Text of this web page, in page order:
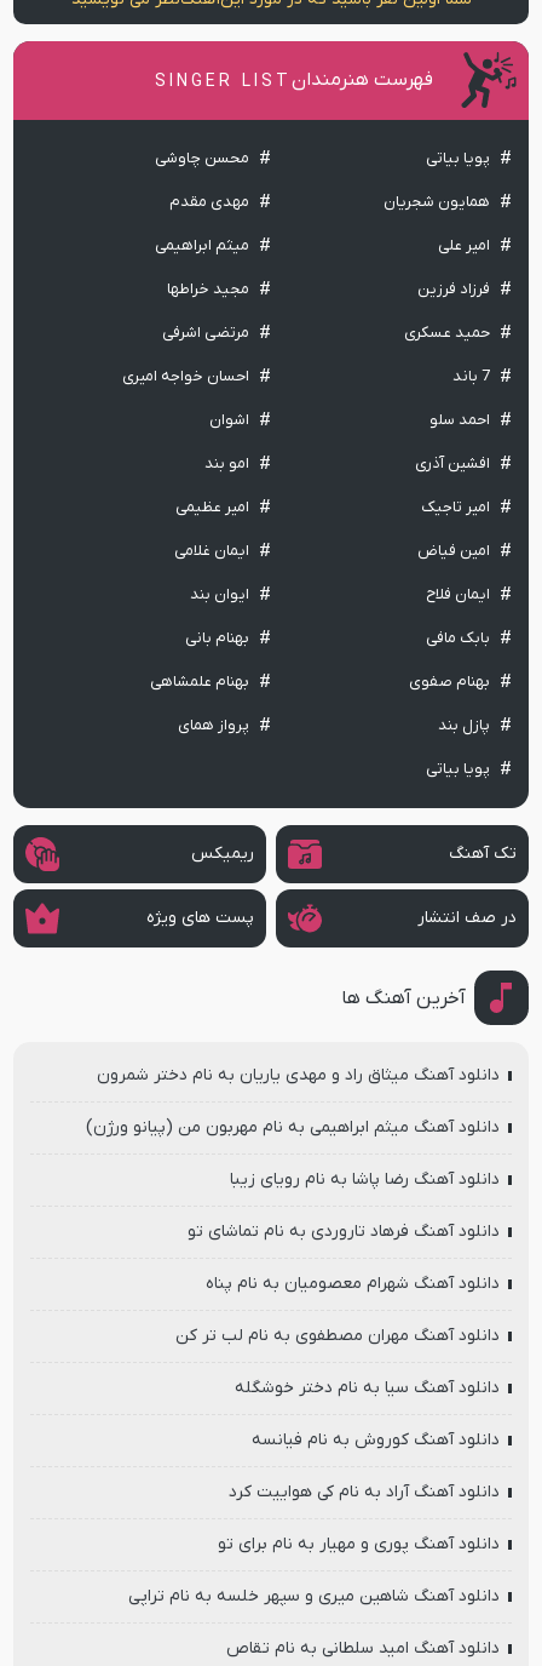
فهرست هنرمندان SINGER LIST
پویا بیاتی محسن چاوشی
همایون شجریان مهدی مقدم
امیر علی میثم ابراهیمی
فرزاد فرزین مجید خراطها
حمید عسکری مرتضی اشرفی
7 باند احسان خواجه امیری
احمد سلو اشوان
افشین آذری امو بند
امیر تاجیک امیر عظیمی
امین فیاض ایمان غلامی
ایمان فلاح ایوان بند
بابک مافی بهنام بانی
بهنام صفوی بهنام علمشاهی
پازل بند پرواز همای
پویا بیاتی
تک آهنگ ریمیکس
در صف انتشار پست های ویژه
آخرین آهنگ ها
دانلود آهنگ میثاق راد و مهدی یاریان به نام دختر شمرون
دانلود آهنگ میثم ابراهیمی به نام مهربون من (پیانو ورژن)
دانلود آهنگ رضا پاشا به نام رویای زیبا
دانلود آهنگ فرهاد تاروردی به نام تماشای تو
دانلود آهنگ شهرام معصومیان به نام پناه
دانلود آهنگ مهران مصطفوی به نام لب تر کن
دانلود آهنگ سیا به نام دختر خوشگله
دانلود آهنگ کوروش به نام فیانسه
دانلود آهنگ آراد به نام کی هواییت کرد
دانلود آهنگ پوری و مهیار به نام برای تو
دانلود آهنگ شاهین میری و سپهر خلسه به نام تراپی
دانلود آهنگ امید سلطانی به نام تقاص